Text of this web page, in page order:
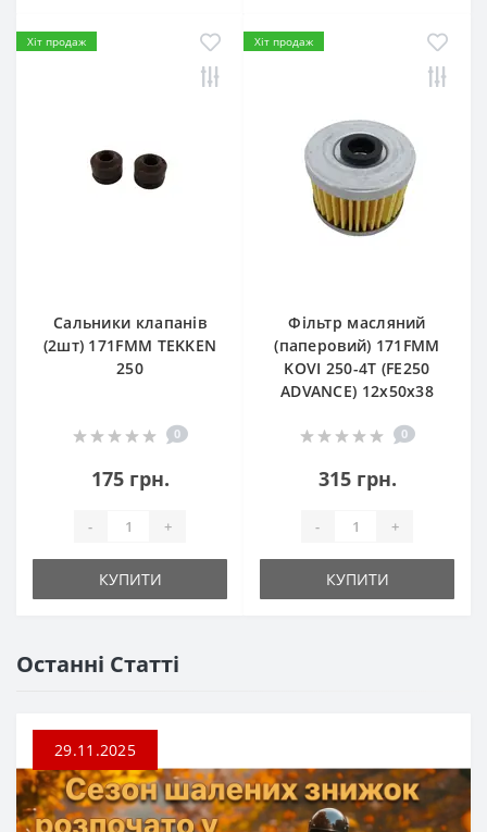
Хіт продаж
Сальники клапанів
(2шт) 171FMM TEKKEN
250
0
175 грн.
- +
КУПИТИ
Хіт продаж
Фільтр масляний
(паперовий) 171FMM
KOVI 250-4T (FE250
ADVANCE) 12х50х38
0
315 грн.
- +
КУПИТИ
Останні Статті
29.11.2025